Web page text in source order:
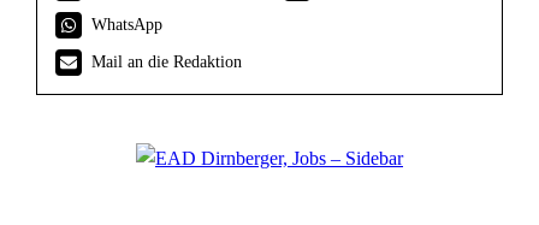
WhatsApp
Mail an die Redaktion